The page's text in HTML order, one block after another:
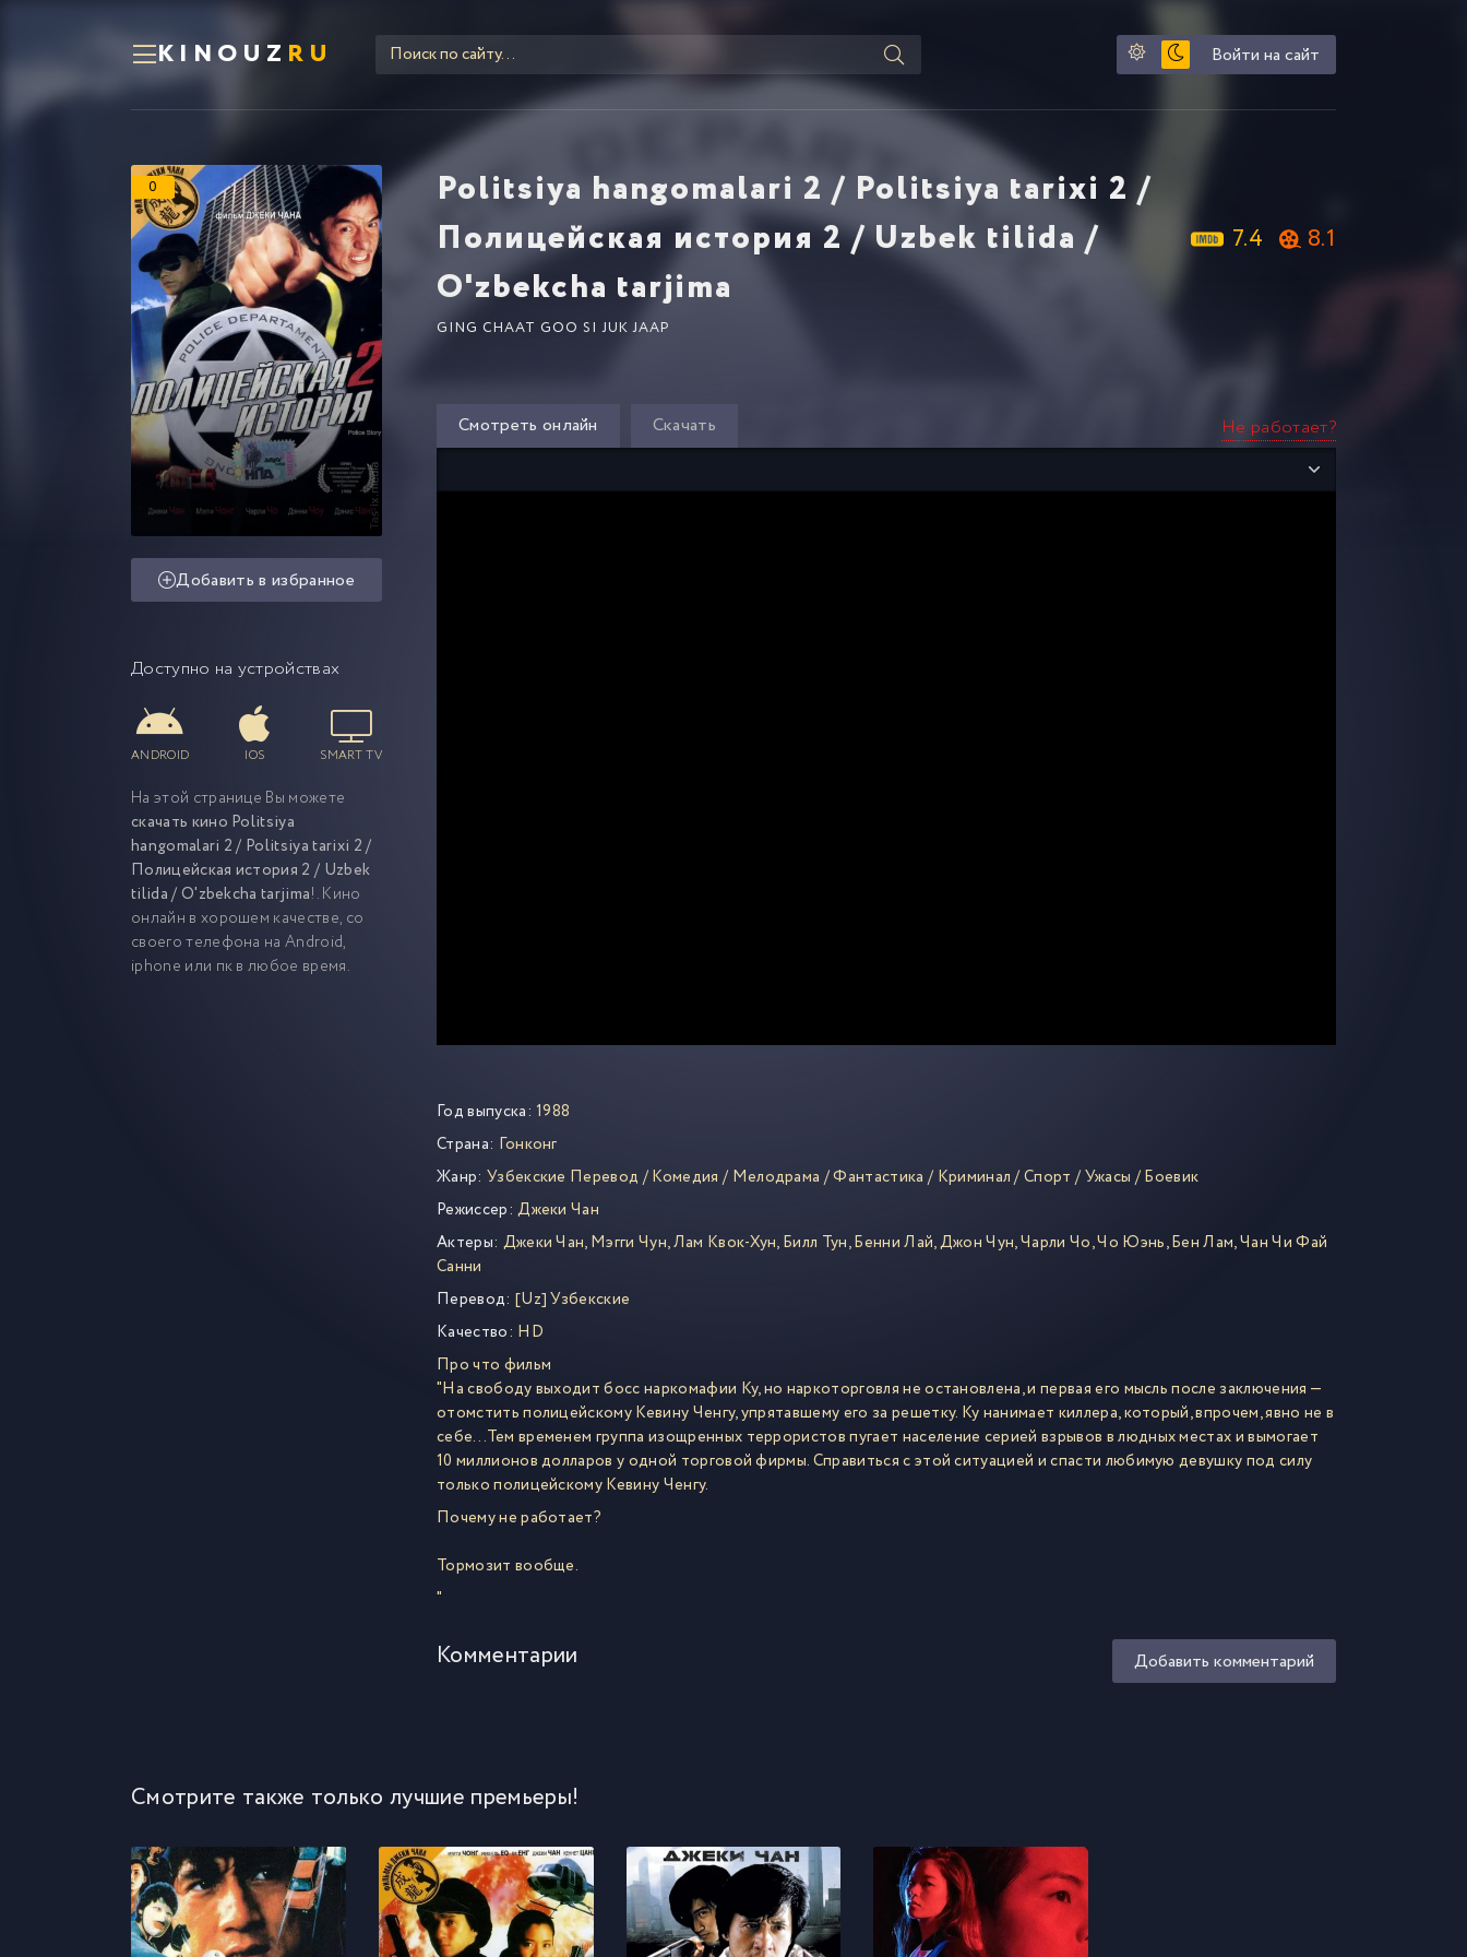
KINOUZ RU Войти на сайт
Politsiya hangomalari 2 / Politsiya tarixi 2 /
Полицейская история 2 / Uzbek tilida /
O'zbekcha tarjima
7.4 8.1
GING CHAAT GOO SI JUK JAAP
0
Добавить в избранное
Доступно на устройствах
ANDROID IOS SMART TV
На этой странице Вы можете
скачать кино Politsiya
hangomalari 2 / Politsiya tarixi 2 /
Полицейская история 2 / Uzbek
tilida / O'zbekcha tarjima!. Кино
онлайн в хорошем качестве, со
своего телефона на Android,
iphone или пк в любое время.
Смотреть онлайн Скачать Не работает?
Год выпуска: 1988
Страна: Гонконг
Жанр: Узбекские Перевод /Комедия / Мелодрама /Фантастика / Криминал/Спорт /Ужасы /Боевик
Режиссер: Джеки Чан
Актеры: Джеки Чан,Мэгги Чун,Лам Квок-Хун,Билл Тун,Бенни Лай,Джон Чун,Чарли Чо,Чо Юэнь,Бен Лам,Чан Чи Фай
Санни
Перевод: [Uz] Узбекские
Качество: HD
Про что фильм
"На свободу выходит босс наркомафии Ку, но наркоторговля не остановлена, и первая его мысль после заключения —
отомстить полицейскому Кевину Ченгу, упрятавшему его за решетку. Ку нанимает киллера, который, впрочем, явно не в
себе…Тем временем группа изощренных террористов пугает население серией взрывов в людных местах и вымогает
10 миллионов долларов у одной торговой фирмы. Справиться с этой ситуацией и спасти любимую девушку под силу
только полицейскому Кевину Ченгу.
Почему не работает?
Тормозит вообще.
"
Комментарии Добавить комментарий
Смотрите также только лучшие премьеры!